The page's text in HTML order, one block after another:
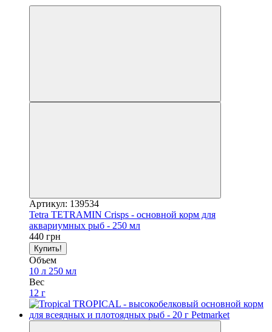
Артикул: 139534
Tetra TETRAMIN Crisps - основной корм для
аквариумных рыб - 250 мл
440 грн
Купить!
Объем
10 л 250 мл
Вес
12 г